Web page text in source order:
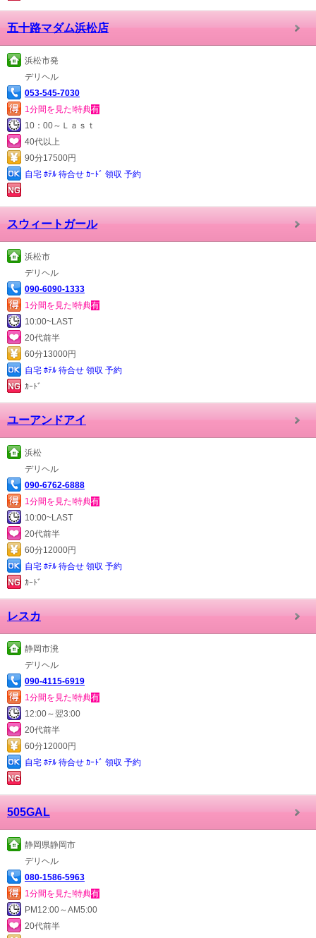
五十路マダム浜松店
浜松市発
デリヘル
053-545-7030
1分間を見た!特典有
10：00～Ｌａｓｔ
40代以上
90分17500円
自宅 ﾎﾃﾙ 待合せ ｶｰﾄﾞ 領収 予約
スウィートガール
浜松市
デリヘル
090-6090-1333
1分間を見た!特典有
10:00~LAST
20代前半
60分13000円
自宅 ﾎﾃﾙ 待合せ 領収 予約
ｶｰﾄﾞ
ユーアンドアイ
浜松
デリヘル
090-6762-6888
1分間を見た!特典有
10:00~LAST
20代前半
60分12000円
自宅 ﾎﾃﾙ 待合せ 領収 予約
ｶｰﾄﾞ
レスカ
静岡市溌
デリヘル
090-4115-6919
1分間を見た!特典有
12:00～翌3:00
20代前半
60分12000円
自宅 ﾎﾃﾙ 待合せ ｶｰﾄﾞ 領収 予約
505GAL
静岡県静岡市
デリヘル
080-1586-5963
1分間を見た!特典有
PM12:00～AM5:00
20代前半